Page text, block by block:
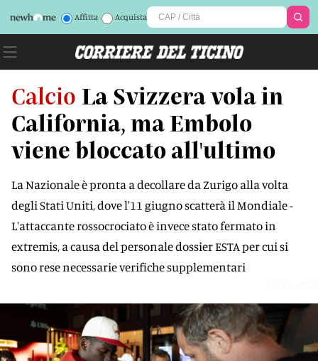
Affitta Acquista
Calcio La Svizzera vola in
California, ma Embolo
viene bloccato all'ultimo
La Nazionale è pronta a decollare da Zurigo alla volta
degli Stati Uniti, dove l'11 giugno scatterà il Mondiale -
L'attaccante rossocrociato è invece stato fermato in
extremis, a causa del personale dossier ESTA per cui si
sono rese necessarie verifiche supplementari